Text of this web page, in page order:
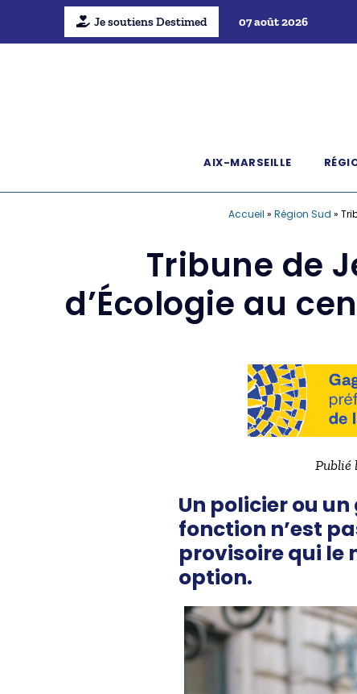
Je soutiens Destimed 07 août 2026
AIX-MARSEILLE
Accueil » Région Sud »
Tribune de
d’Écologie au
Publié
Un policier ou
fonction n’est
provisoire qui le
option.